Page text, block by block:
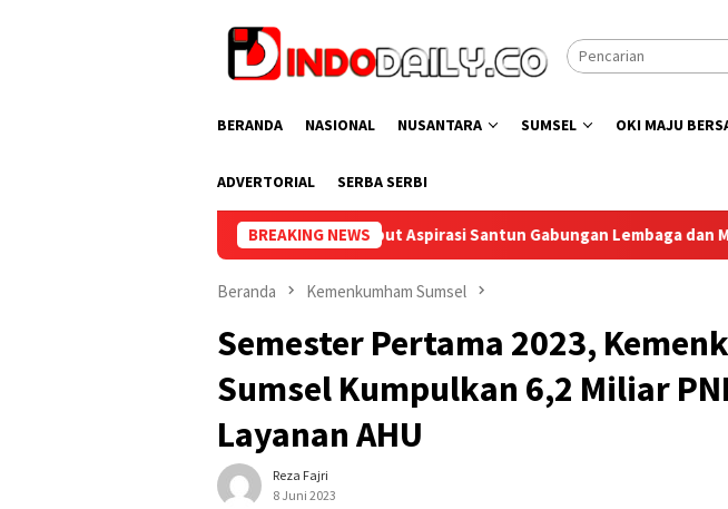
BERANDA NASIONAL NUSANTARA SUMSEL OKI MAJU
ADVERTORIAL SERBA SERBI
BREAKING NEWS
Muba Sambut Aspirasi Santun Gabungan Lembaga dan Masyarakat Muba Bersatu
Beranda Kemenkumham Sumsel
Semester Pertama 2023,
Sumsel Kumpulkan 6,2 Miliar
Layanan AHU
Reza Fajri
8 Juni 2023